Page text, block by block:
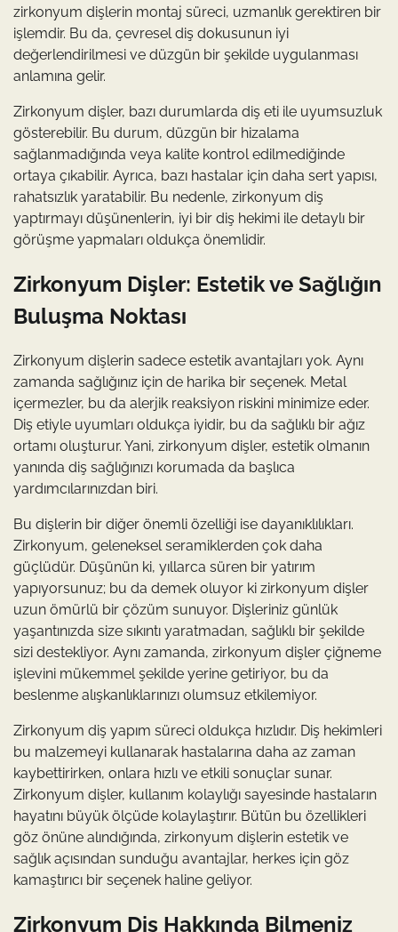
zirkonyum dişlerin montaj süreci, uzmanlık gerektiren bir
işlemdir. Bu da, çevresel diş dokusunun iyi
değerlendirilmesi ve düzgün bir şekilde uygulanması
anlamına gelir.
Zirkonyum dişler, bazı durumlarda diş eti ile uyumsuzluk
gösterebilir. Bu durum, düzgün bir hizalama
sağlanmadığında veya kalite kontrol edilmediğinde
ortaya çıkabilir. Ayrıca, bazı hastalar için daha sert yapısı,
rahatsızlık yaratabilir. Bu nedenle, zirkonyum diş
yaptırmayı düşünenlerin, iyi bir diş hekimi ile detaylı bir
görüşme yapmaları oldukça önemlidir.
Zirkonyum Dişler: Estetik ve Sağlığın
Buluşma Noktası
Zirkonyum dişlerin sadece estetik avantajları yok. Aynı
zamanda sağlığınız için de harika bir seçenek. Metal
içermezler, bu da alerjik reaksiyon riskini minimize eder.
Diş etiyle uyumları oldukça iyidir, bu da sağlıklı bir ağız
ortamı oluşturur. Yani, zirkonyum dişler, estetik olmanın
yanında diş sağlığınızı korumada da başlıca
yardımcılarınızdan biri.
Bu dişlerin bir diğer önemli özelliği ise dayanıklılıkları.
Zirkonyum, geleneksel seramiklerden çok daha
güçlüdür. Düşünün ki, yıllarca süren bir yatırım
yapıyorsunuz; bu da demek oluyor ki zirkonyum dişler
uzun ömürlü bir çözüm sunuyor. Dişleriniz günlük
yaşantınızda size sıkıntı yaratmadan, sağlıklı bir şekilde
sizi destekliyor. Aynı zamanda, zirkonyum dişler çiğneme
işlevini mükemmel şekilde yerine getiriyor, bu da
beslenme alışkanlıklarınızı olumsuz etkilemiyor.
Zirkonyum diş yapım süreci oldukça hızlıdır. Diş hekimleri
bu malzemeyi kullanarak hastalarına daha az zaman
kaybettirirken, onlara hızlı ve etkili sonuçlar sunar.
Zirkonyum dişler, kullanım kolaylığı sayesinde hastaların
hayatını büyük ölçüde kolaylaştırır. Bütün bu özellikleri
göz önüne alındığında, zirkonyum dişlerin estetik ve
sağlık açısından sunduğu avantajlar, herkes için göz
kamaştırıcı bir seçenek haline geliyor.
Zirkonyum Diş Hakkında Bilmeniz